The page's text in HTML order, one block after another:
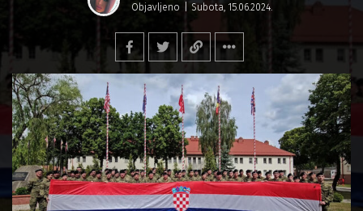
Objavljeno
Subota, 15.06.2024.